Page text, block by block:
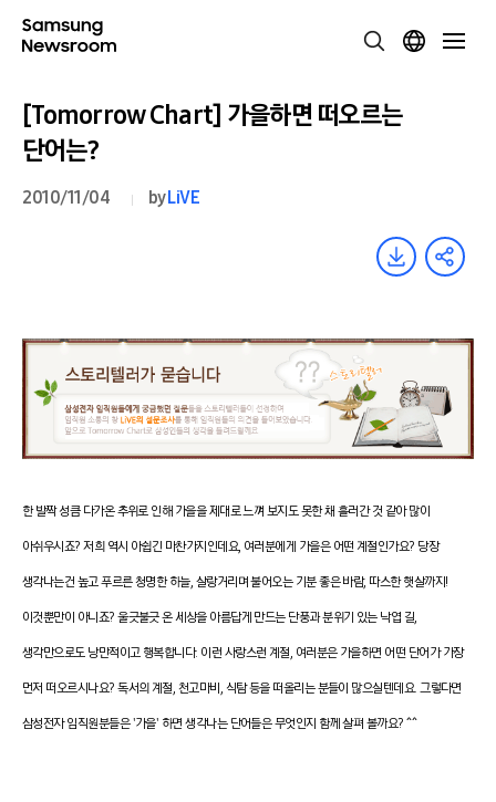
[Tomorrow Chart] 가을하면 떠오르는
단어는?
2010/11/04 byLiVE
한 발짝 성큼 다가온 추위로 인해 가을을 제대로 느껴 보지도 못한 채 흘러간 것 같아 많이
아쉬우시죠? 저희 역시 아쉽긴 마찬가지인데요, 여러분에게 가을은 어떤 계절인가요? 당장
생각나는건 높고 푸르른 청명한 하늘, 살랑거리며 불어오는 기분 좋은 바람, 따스한 햇살까지!
이것뿐만이 아니죠? 울긋불긋 온 세상을 아름답게 만드는 단풍과 분위기 있는 낙엽 길,
생각만으로도 낭만적이고 행복합니다. 이런 사랑스런 계절, 여러분은 가을하면 어떤 단어가 가장
먼저 떠오르시나요? 독서의 계절, 천고마비, 식탐 등을 떠올리는 분들이 많으실텐데요. 그렇다면
삼성전자 임직원분들은 '가을' 하면 생각나는 단어들은 무엇인지 함께 살펴 볼까요? ^^